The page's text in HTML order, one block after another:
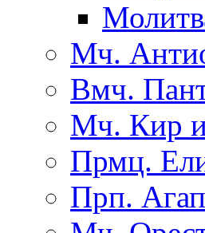
Мч.
Вмч.
Мч. Кир
Прмц.
Прп.